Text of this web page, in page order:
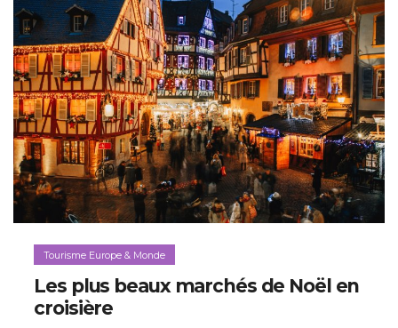
Tourisme Europe & Monde
Les plus beaux marchés de Noël en
croisière